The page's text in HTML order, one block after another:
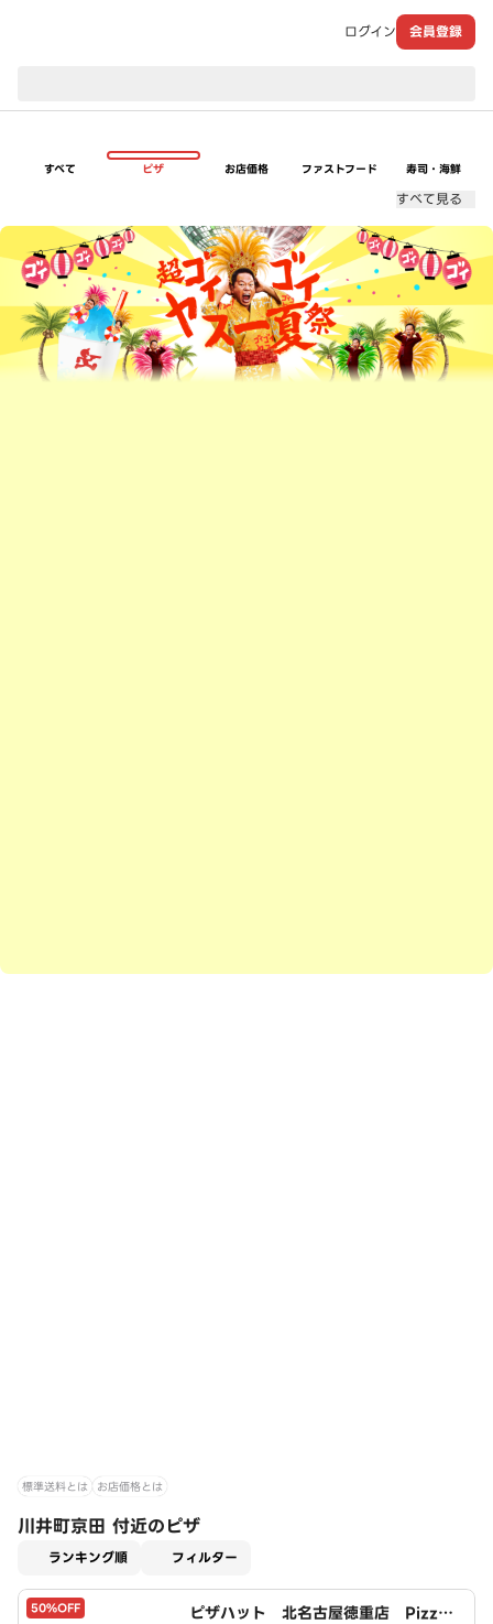
ログイン 会員登録
すべて ピザ お店価格 ファストフード 寿司・海鮮
すべて見る
超ゴイゴイヤスー夏祭
標準送料とは お店価格とは
川井町京田 付近のピザ
ランキング順 フィルター
50%OFF
ピザハット 北名古屋徳重店 PizzaH